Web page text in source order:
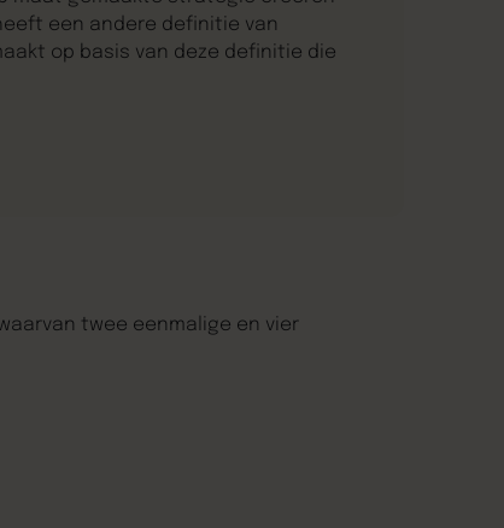
een andere definitie van
op basis van deze definitie die
twee eenmalige en vier